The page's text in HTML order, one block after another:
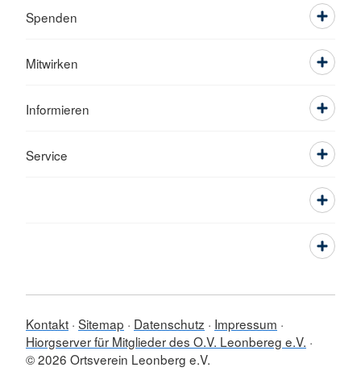
Spenden
Mitwirken
Informieren
Service
Kontakt Sitemap Datenschutz
Impressum
Hiorgserver für Mitglieder des O.V. Leonbereg e.V.
© 2026 Ortsverein Leonberg e.V.